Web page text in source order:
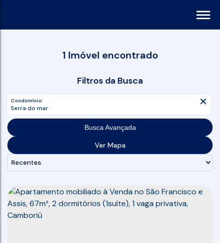
1 Imóvel encontrado
Condomínio:
Serra do mar
Busca Avançada
Ver Mapa